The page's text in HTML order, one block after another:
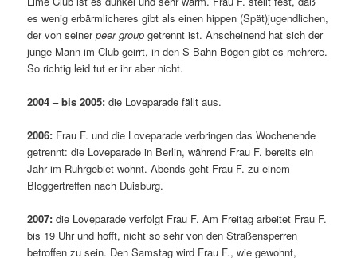
es wenig erbärmlicheres gibt als einen hippen (Spät)jugendlichen,
der von seinerpeer group getrennt ist. Anscheinend hat sich der
junge Mann im Club geirrt, in den S-Bahn-Bögen gibt es mehrere.
So richtig leid tut er ihr aber nicht.
2004 – bis 2005: die Loveparade fällt aus.
2006: Frau F. und die Loveparade verbringen das Wochenende
getrennt: die Loveparade in Berlin, während Frau F. bereits ein
Jahr im Ruhrgebiet wohnt. Abends geht Frau F. zu einem
Bloggertreffen nach Duisburg.
2007: die Loveparade verfolgt Frau F. Am Freitag arbeitet Frau F.
bis 19 Uhr und hofft, nicht so sehr von den Straßensperren
betroffen zu sein. Den Samstag wird Frau F., wie gewohnt,